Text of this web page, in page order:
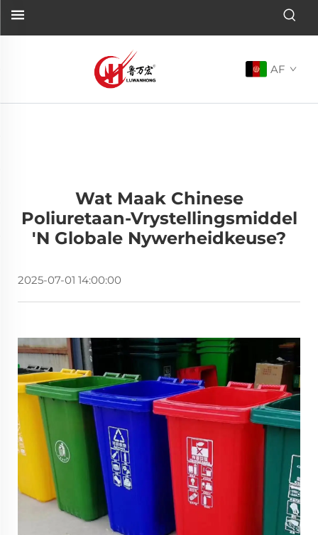
AF
Wat Maak Chinese
Poliuretaan-Vrystellingsmiddel
'n Globale Nywerheidkeuse?
2025-07-01 14:00:00